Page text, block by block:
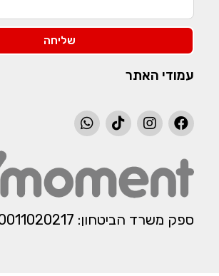
שליחה
עמודי האתר
ספק משרד הביטחון: 0011020217​​